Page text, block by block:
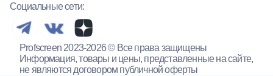
Социальные сети:
Profscreen 2023-2026 © Все права защищены
Информация, товары и цены, представленные на сайте,
не являются договором публичной оферты